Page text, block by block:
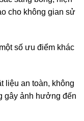
cho không gian sử
số ưu điểm khác
liệu an toàn, không
gây ảnh hưởng đến